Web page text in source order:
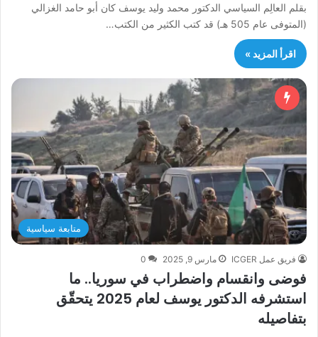
بقلم العالِم السياسي الدكتور محمد وليد يوسف كان أبو حامد الغزالي
(المتوفى عام 505 هـ) قد كتب الكثير من الكتب…
اقرأ المزيد »
متابعة سياسية
فريق عمل ICGER مارس 9, 2025 0
فوضى وانقسام واضطراب في سوريا.. ما
استشرفه الدكتور يوسف لعام 2025 يتحقّق
بتفاصيله